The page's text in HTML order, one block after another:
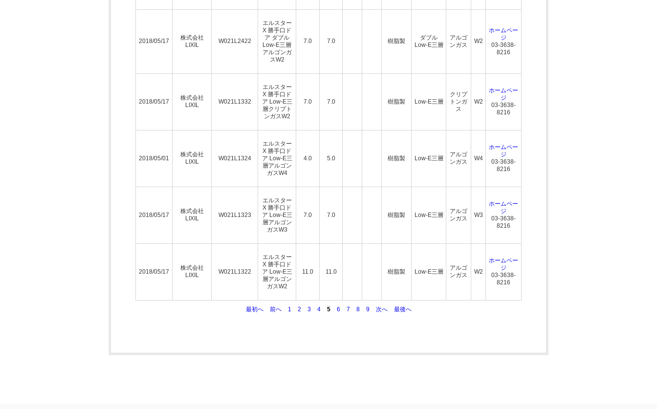
2018/05/17
株式会社
LIXIL
W021L2422
エルスター
X 勝手口ド
ア ダブル
Low-E三層
アルゴンガ
スW2
7.0 7.0 樹脂製
ダブル
Low-E三層
アルゴ
ンガス
W2
ホームペー
ジ
03-3638-
8216
2018/05/17
株式会社
LIXIL
W021L1332
エルスター
X 勝手口ド
ア Low-E三
層クリプト
ンガスW2
7.0 7.0 樹脂製 Low-E三層
クリプ
トンガ
ス
W2
ホームペー
ジ
03-3638-
8216
2018/05/01
株式会社
LIXIL
W021L1324
エルスター
X 勝手口ド
ア Low-E三
層アルゴン
ガスW4
4.0 5.0 樹脂製 Low-E三層
アルゴ
ンガス
W4
ホームペー
ジ
03-3638-
8216
2018/05/17
株式会社
LIXIL
W021L1323
エルスター
X 勝手口ド
ア Low-E三
層アルゴン
ガスW3
7.0 7.0 樹脂製 Low-E三層
アルゴ
ンガス
W3
ホームペー
ジ
03-3638-
8216
2018/05/17
株式会社
LIXIL
W021L1322
エルスター
X 勝手口ド
ア Low-E三
層アルゴン
ガスW2
11.0 11.0 樹脂製 Low-E三層
アルゴ
ンガス
W2
ホームペー
ジ
03-3638-
8216
最初へ 前へ 1 2 3 4 5 6 7 8 9 次へ 最後へ